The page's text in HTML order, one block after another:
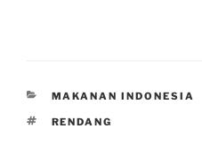
CATEGORIES
MAKANAN INDONESIA
TAGS
RENDANG